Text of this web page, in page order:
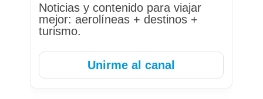
Noticias y contenido para viajar
mejor: aerolíneas + destinos +
turismo.
Unirme al canal